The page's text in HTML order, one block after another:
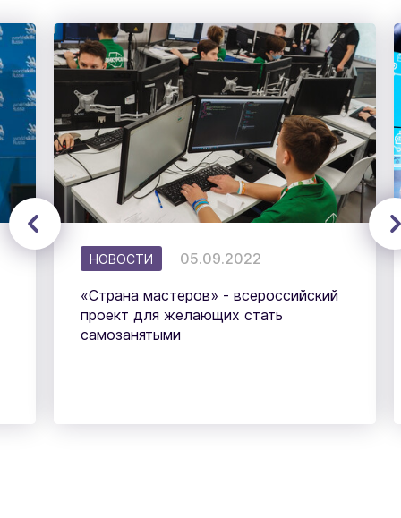
НОВОСТИ 05.09.2022
«Страна мастеров» - всероссийский
проект для желающих стать
самозанятыми